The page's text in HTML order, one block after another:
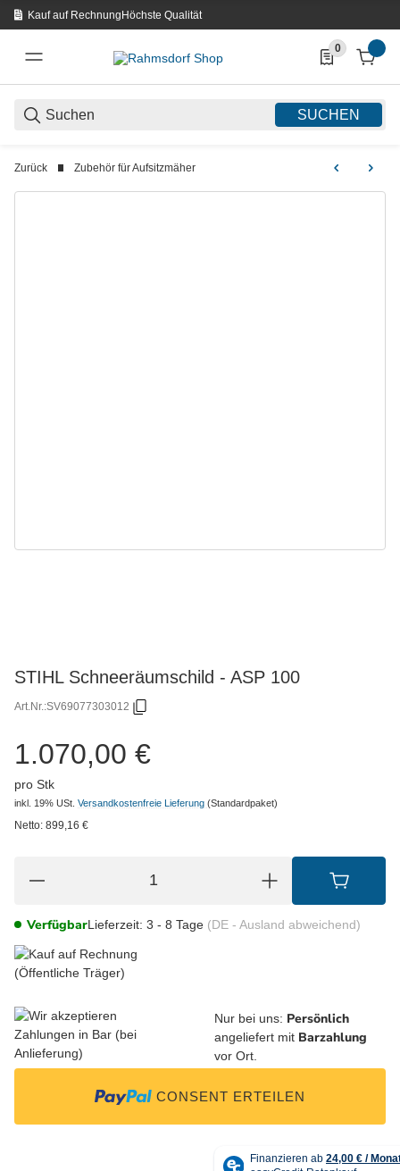
Kauf auf RechnungHöchste Qualität
SUCHEN
0
0 Produkte in
Zurück Zubehör für Aufsitzmäher
STIHL Schneeräumschild - ASP 100
Art.Nr.:SV69077303012
1.070,00 €
pro Stk
inkl. 19% USt. Versandkostenfreie Lieferung (Standardpaket)
Netto: 899,16 €
VerfügbarLieferzeit: 3 - 8 Tage (DE - Ausland abweichend)
Nur bei uns: Persönlich
angeliefert mit Barzahlung
vor Ort.
CONSENT ERTEILEN